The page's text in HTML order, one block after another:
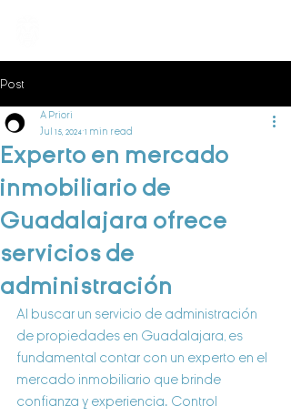
Post
Experto en mercado
inmobiliario de
Guadalajara ofrece
servicios de
administración
A Priori
Jul 15, 2024 1 min read
Al buscar un servicio de administración
de propiedades en Guadalajara, es
fundamental contar con un experto en el
mercado inmobiliario que brinde
confianza y experiencia. Control